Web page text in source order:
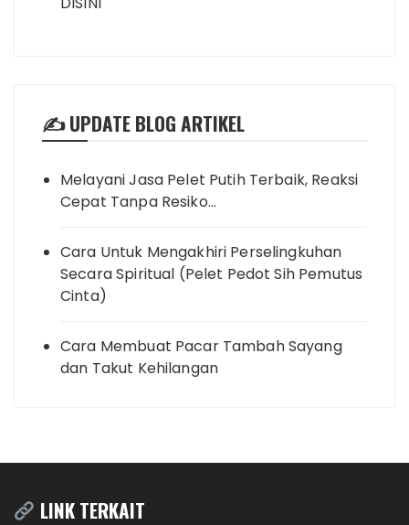
✍️ UPDATE BLOG ARTIKEL
Melayani Jasa Pelet Putih Terbaik, Reaksi
Cepat Tanpa Resiko…
Cara Untuk Mengakhiri Perselingkuhan
Secara Spiritual (Pelet Pedot Sih Pemutus
Cinta)
Cara Membuat Pacar Tambah Sayang
dan Takut Kehilangan
LINK TERKAIT